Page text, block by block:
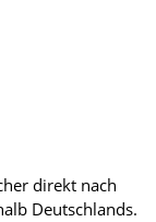
direkt nach
Deutschlands.